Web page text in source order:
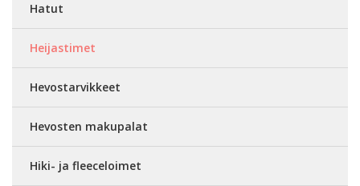
Hatut
Heijastimet
Hevostarvikkeet
Hevosten makupalat
Hiki- ja fleeceloimet